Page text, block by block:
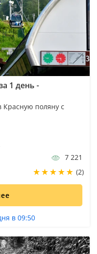
1 день -
Красную поляну с
7 221
(2)
в 09:50